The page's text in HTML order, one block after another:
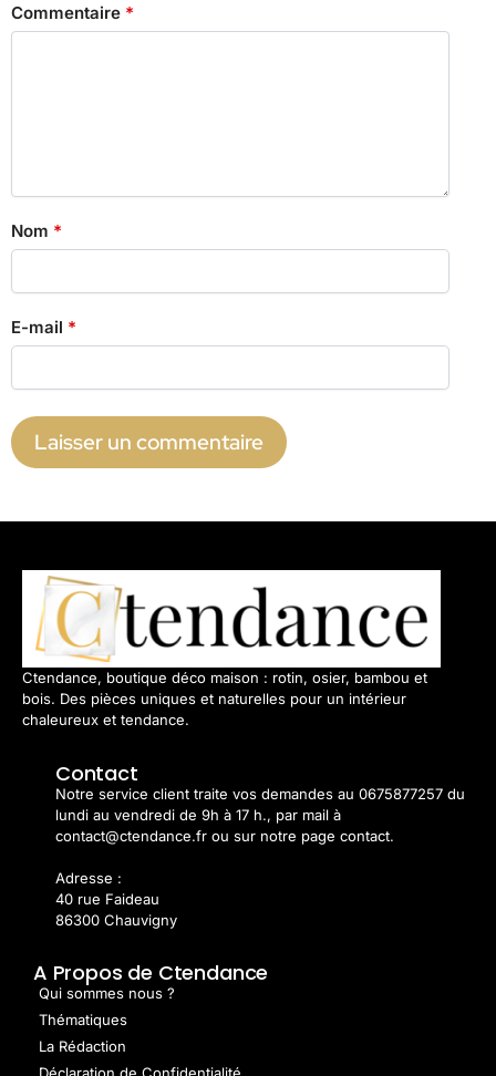
Commentaire *
Nom *
E-mail *
Ctendance, boutique déco maison : rotin, osier, bambou et
bois. Des pièces uniques et naturelles pour un intérieur
chaleureux et tendance.
Contact
Notre service client traite vos demandes au 0675877257 du
lundi au vendredi de 9h à 17 h., par mail à
contact@ctendance.fr ou sur notre page contact.
Adresse :
40 rue Faideau
86300 Chauvigny
A Propos de Ctendance
Qui sommes nous ?
Thématiques
La Rédaction